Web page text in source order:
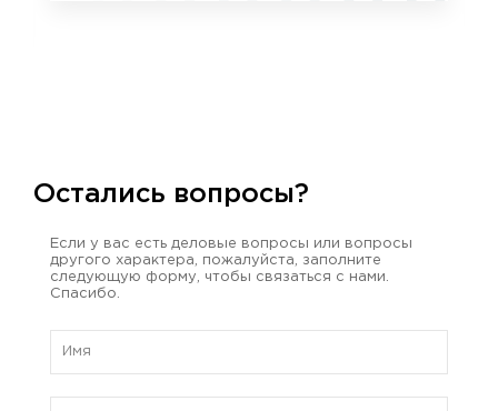
Остались вопросы?
Если у вас есть деловые вопросы или вопросы
другого характера, пожалуйста, заполните
следующую форму, чтобы связаться с нами.
Спасибо.